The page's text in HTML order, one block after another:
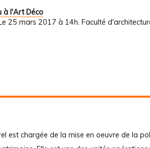
à l'Art Déco
25 mars 2017 à 14h. Faculté
est chargée de la mise en oeuvre de la